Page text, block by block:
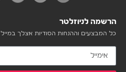
הרשמה לניוזלטר
כל המבצעים וההנחות הסודיות אצלך במייל